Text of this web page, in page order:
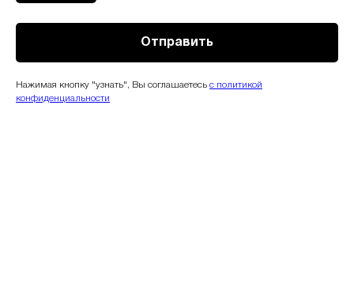
Отправить
Нажимая кнопку "узнать", Вы соглашаетесь с политикой
конфиденциальности